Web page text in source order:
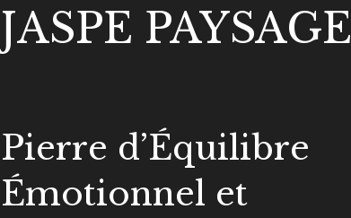
JASPE PAYSAGE
Pierre d’Équilibre
Émotionnel et